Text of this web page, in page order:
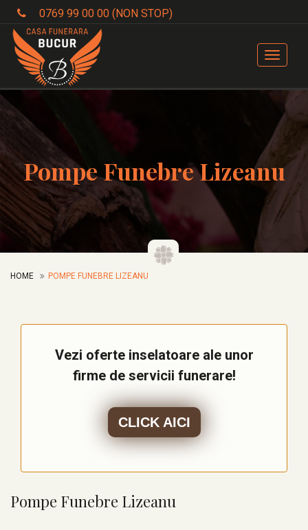
0769 99 00 00 (NON STOP)
Toggle
Pompe Funebre Lizeanu
HOME POMPE FUNEBRE LIZEANU
Vezi oferte inselatoare ale unor
firme de servicii funerare!
CLICK AICI
Pompe Funebre Lizeanu